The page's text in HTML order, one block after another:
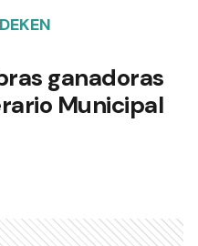
ganadoras
Municipal